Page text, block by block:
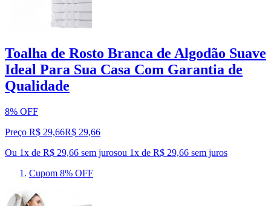
Toalha de Rosto Branca de Algodão Suave
Ideal Para Sua Casa Com Garantia de
Qualidade
8% OFF
Preço R$ 29,66R$ 29,66
Ou 1x de R$ 29,66 sem jurosou 1x de R$ 29,66 sem juros
Cupom 8% OFF